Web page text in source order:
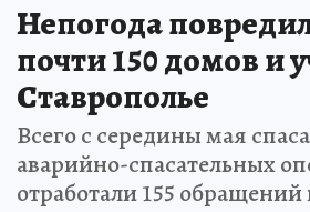
Непогода
почти 150 домов и
Ставрополье
Всего с середины мая
аварийно-спасательных
отработали 155